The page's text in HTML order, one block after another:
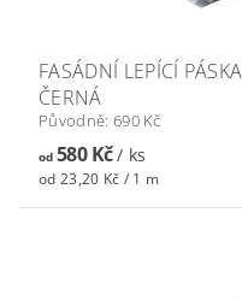
FASÁDNÍ LEPÍCÍ
ČERNÁ
Původně: 690 Kč
od580 Kč/ ks
od 23,20 Kč / 1 m